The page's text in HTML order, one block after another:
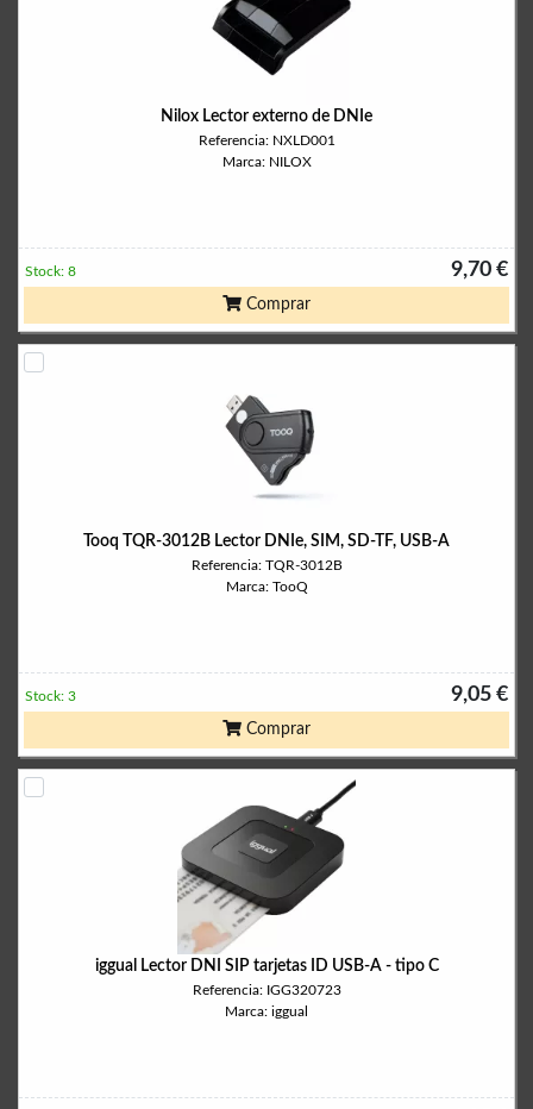
Nilox Lector externo de DNIe
Referencia: NXLD001
Marca: NILOX
9,70 €
Stock: 8
Comprar
Tooq TQR-3012B Lector DNIe, SIM, SD-TF, USB-A
Referencia: TQR-3012B
Marca: TooQ
9,05 €
Stock: 3
Comprar
iggual Lector DNI SIP tarjetas ID USB-A - tipo C
Referencia: IGG320723
Marca: iggual